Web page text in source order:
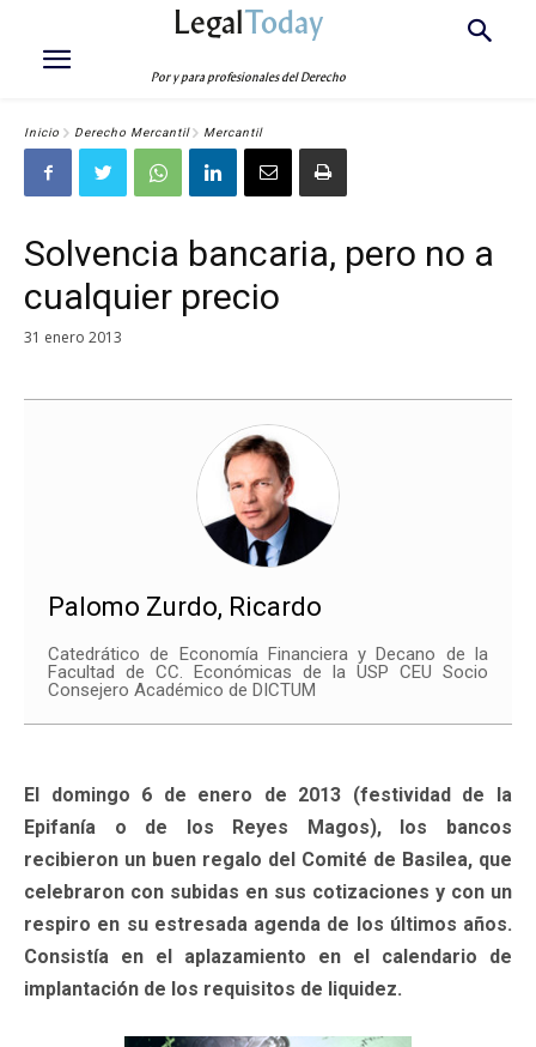
LegalToday
Por y para profesionales del Derecho
Inicio Derecho Mercantil Mercantil
Solvencia bancaria, pero no a
cualquier precio
31 enero 2013
Palomo Zurdo, Ricardo
Catedrático de Economía Financiera y Decano de la
Facultad de CC. Económicas de la USP CEU Socio
Consejero Académico de DICTUM
El domingo 6 de enero de 2013 (festividad de la
Epifanía o de los Reyes Magos), los bancos
recibieron un buen regalo del Comité de Basilea, que
celebraron con subidas en sus cotizaciones y con un
respiro en su estresada agenda de los últimos años.
Consistía en el aplazamiento en el calendario de
implantación de los requisitos de liquidez.